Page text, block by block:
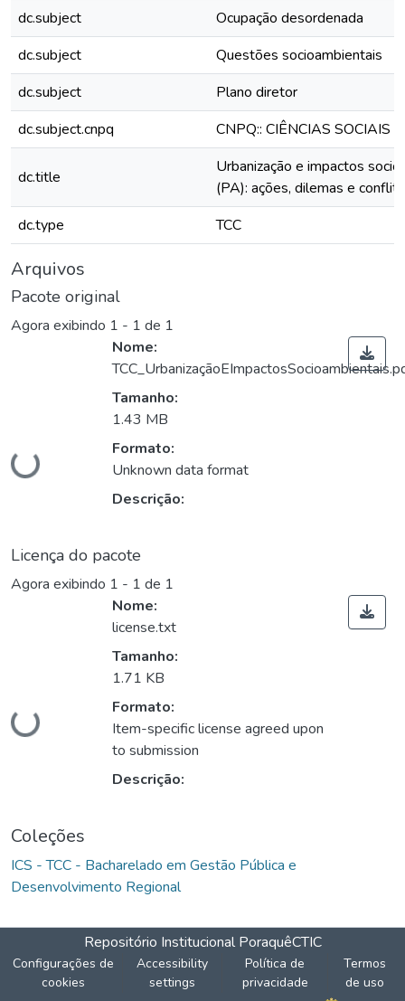
dc.subject
Ocupação desordenada
dc.subject
Questões socioambientais
dc.subject
Plano diretor
dc.subject.cnpq
CNPQ:: CIÊNCIAS SOCIAIS
dc.title
Urbanização e impactos
(PA): ações, dilemas e
dc.type
TCC
Arquivos
Pacote original
Agora exibindo 1 - 1 de 1
Carregando...
Nome:
Tamanho:
1.43 MB
Formato:
Unknown data format
Descrição:
Licença do pacote
Agora exibindo 1 - 1 de 1
Carregando...
Nome:
license.txt
Tamanho:
1.71 KB
Formato:
Item-specific license agreed upon
to submission
Descrição:
Coleções
ICS - TCC - Bacharelado em Gestão Pública e
Desenvolvimento Regional
Repositório Institucional PoraquêCTIC
Configurações de
cookies
Accessibility
settings
Política de
privacidade
Termos
de uso